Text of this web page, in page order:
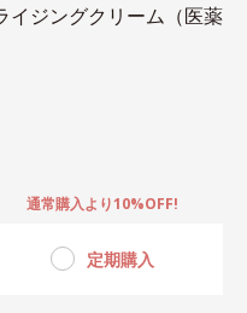
イジングクリーム（医薬
定期購入
通常購入より10%OFF!